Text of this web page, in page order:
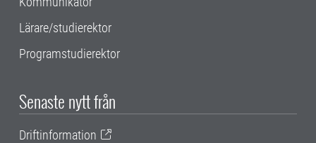
Lärare/studierektor
Programstudierektor
Senaste nytt från
Driftinformation